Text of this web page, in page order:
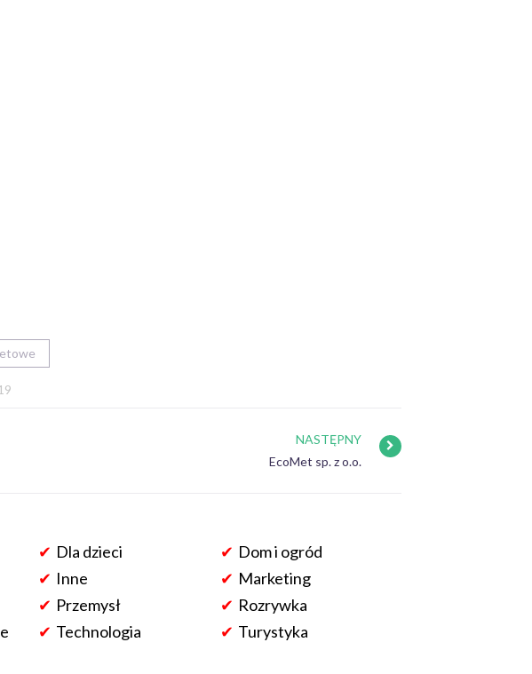
NASTĘPNY
EcoMet sp. z o.o.
Dla dzieci
Dom i ogród
Inne
Marketing
Przemysł
Rozrywka
Technologia
Turystyka